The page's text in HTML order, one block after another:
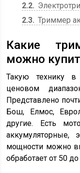
2.2
2.3 Триммер
Какие
можно
Такую технику
ценовом
Представлено
Бош, Елмос,
другие. Есть
аккумуляторные,
мощности можно
обработает от 50